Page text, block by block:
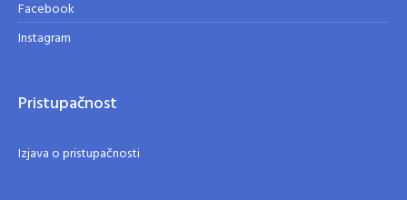
Facebook
Instagram
Pristupačnost
Izjava o pristupačnosti